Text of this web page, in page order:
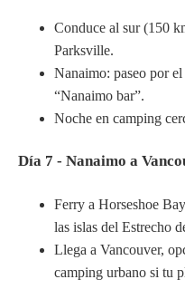
Conduce al sur (150
Parksville.
Nanaimo: paseo por
“Nanaimo bar”.
Noche en camping
Día 7 - Nanaimo a
Ferry a Horseshoe
las islas del Estrecho
Llega a Vancouver,
camping urbano si tu